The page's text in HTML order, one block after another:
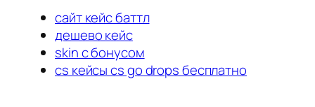
сайт кейс баттл
дешево кейс
skin с бонусом
cs кейсы cs go drops бесплатно